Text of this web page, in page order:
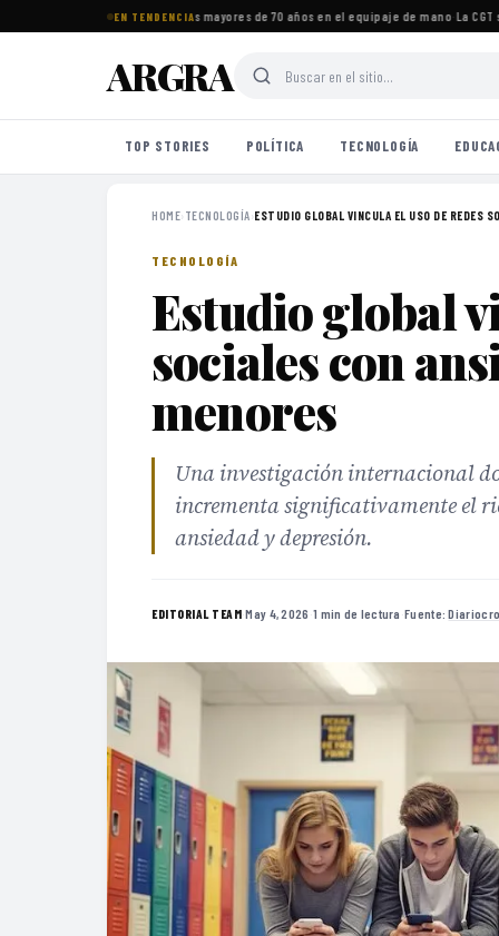
EN TENDENCIA
imprescindibles para viajeros mayores de 70 años en el equipaje de mano·La CGT
ARGRA
TOP STORIES POLÍTICA TECNOLOGÍA
HOME› TECNOLOGÍA›ESTUDIO GLOBAL VINCULA EL USO DE REDES
TECNOLOGÍA
Estudio global
sociales con
menores
Una investigación internacional
incrementa significativamente el
ansiedad y depresión.
EDITORIAL TEAM·May 4, 2026 ·1 min de lectura ·Fuente: